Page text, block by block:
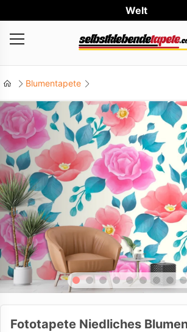
Weltweit
Blumentapete
Fototapete Niedliches